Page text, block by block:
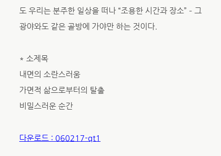
도 우리는 분주한 일상을 떠나 “조용한 시간과 장소” – 그
광야와도 같은 골방에 가야만 하는 것이다.
* 소제목
내면의 소란스러움
가면적 삶으로부터의 탈출
비밀스러운 순간
다운로드 : 060217-qt1